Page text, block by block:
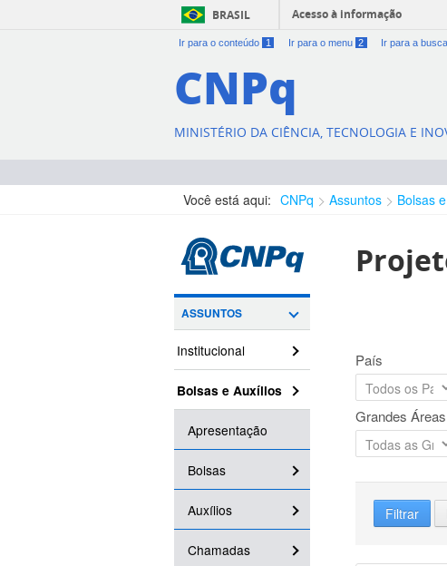
BRASIL Acesso à informação
Ir para o conteúdo 1 Ir para o menu 2 Ir para a busca
CNPq
MINISTÉRIO DA CIÊNCIA, TECNOLOGIA E
Você está aqui: CNPq Assuntos Bolsas
ASSUNTOS
Institucional
Bolsas e Auxílios
Apresentação
Bolsas
Auxílios
Chamadas
País
Grandes Áreas
Filtrar